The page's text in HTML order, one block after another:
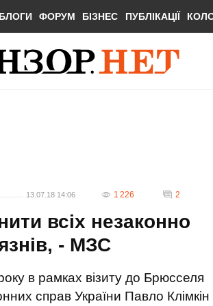
БЛОГИ ФОРУМ БІЗНЕС ПУБЛІКАЦІЇ
13.07.18 14:06 1 226 2
всіх незаконно
- МЗС
в рамках візиту до Брюсселя
справ України Павло Клімкін